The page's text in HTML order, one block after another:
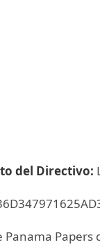
del Directivo:
Panama Papers